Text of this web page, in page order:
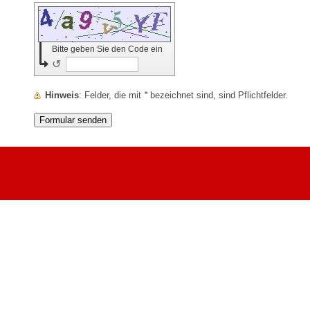
Bitte geben Sie den Code ein
↺
Hinweis : Felder, die mit *bezeichnet sind, sind Pflichtfelder.